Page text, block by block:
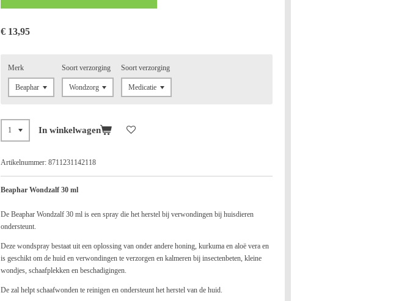
€ 13,95
Merk Soort verzorging Soort verzorging
In winkelwagen
Artikelnummer: 8711231142118
Beaphar Wondzalf 30 ml
De Beaphar Wondzalf 30 ml is een spray die het herstel bij verwondingen bij huisdieren
ondersteunt.
Deze wondspray bestaat uit een oplossing van onder andere honing, kurkuma en aloë vera en
is geschikt om de huid en verwondingen te verzorgen en kalmeren bij insectenbeten, kleine
wondjes, schaafplekken en beschadigingen.
De zal helpt schaafwonden te reinigen en ondersteunt het herstel van de huid.